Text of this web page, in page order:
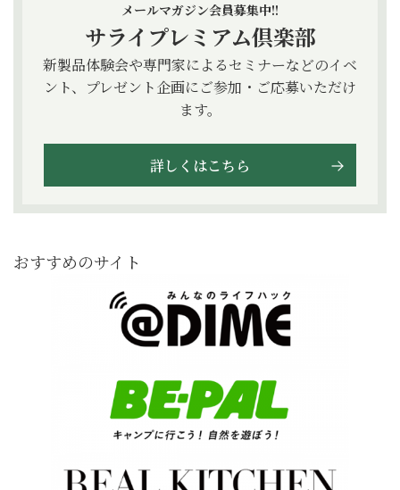
メールマガジン会員募集中!!
サライプレミアム倶楽部
新製品体験会や専門家によるセミナーなどのイベ
ント、プレゼント企画にご参加・ご応募いただけ
ます。
詳しくはこちら
おすすめのサイト